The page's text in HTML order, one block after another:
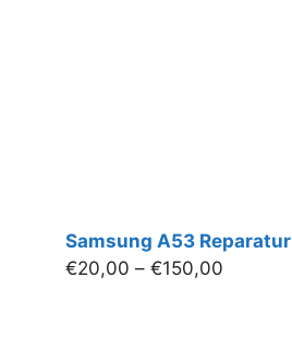
Samsung A53 Reparatur
€20,00 – €150,00